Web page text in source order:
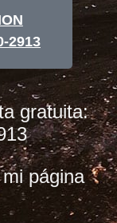
2913
gratuita:
página